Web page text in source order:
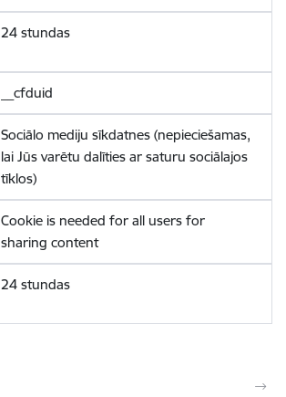
24 stundas
__cfduid
Sociālo mediju sīkdatnes (nepieciešamas,
lai Jūs varētu dalīties ar saturu sociālajos
tīklos)
Cookie is needed for all users for
sharing content
24 stundas